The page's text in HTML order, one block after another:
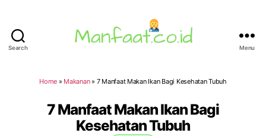
Search Menu
Home » Makanan» 7 Manfaat Makan Ikan Bagi Kesehatan Tubuh
7 Manfaat Makan Ikan Bagi
Kesehatan Tubuh